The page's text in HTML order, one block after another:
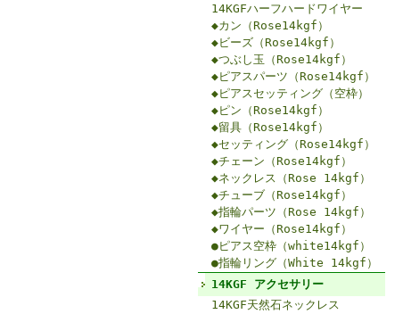
14KGFハーフハードワイヤー
◆カン（Rose14kgf）
◆ビーズ（Rose14kgf）
◆つぶし玉（Rose14kgf）
◆ピアスパーツ（Rose14kgf）
◆ピアスセッティング（空枠）
◆ピン（Rose14kgf）
◆留具（Rose14kgf）
◆セッティング（Rose14kgf）
◆チェーン（Rose14kgf）
◆ネックレス（Rose 14kgf）
◆チューブ（Rose14kgf）
◆指輪パーツ（Rose 14kgf）
◆ワイヤー（Rose14kgf）
●ピアス空枠（white14kgf）
●指輪リング（White 14kgf）
14KGF アクセサリー
14KGF天然石ネックレス